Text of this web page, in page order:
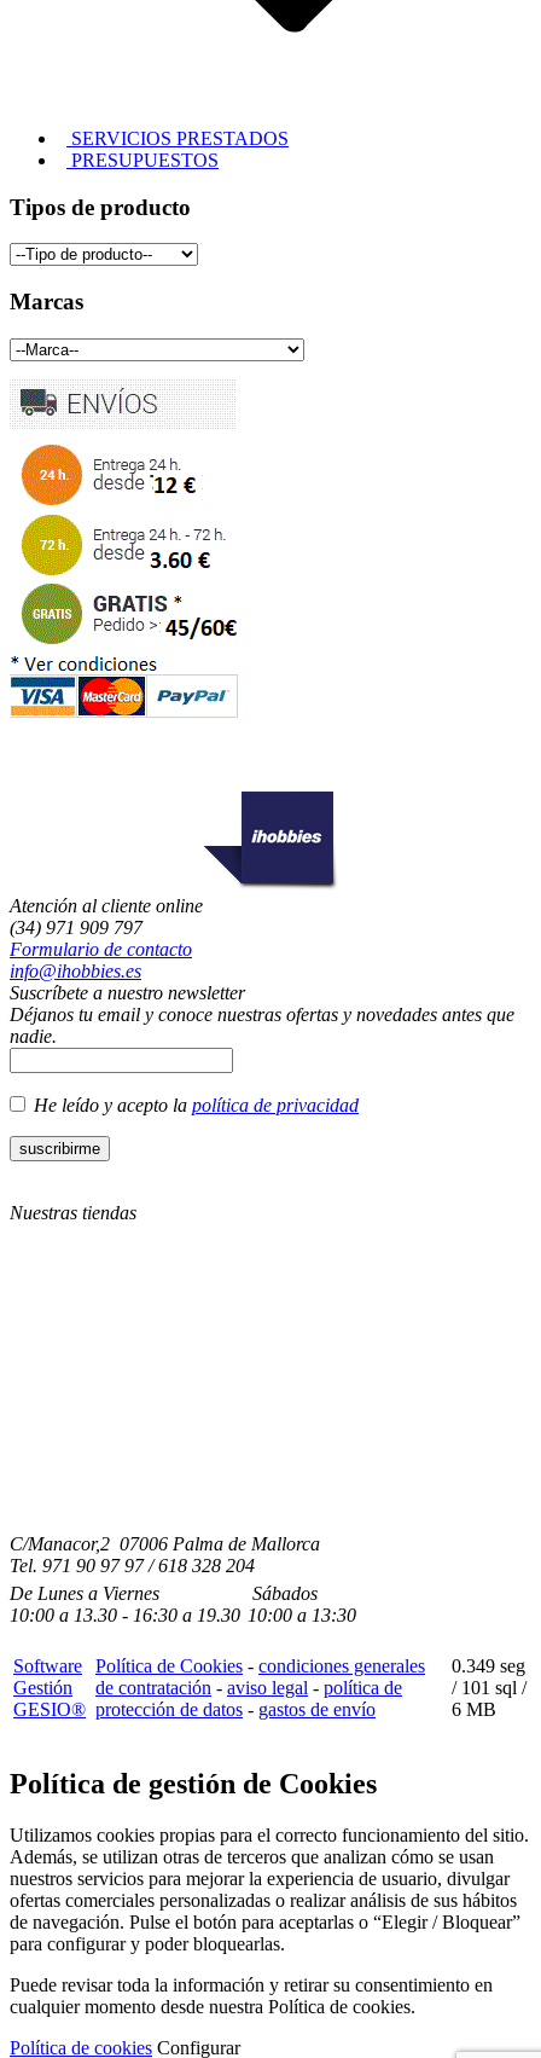
SERVICIOS PRESTADOS
PRESUPUESTOS
Tipos de producto
Marcas
Atención al cliente online
(34) 971 909 797
Formulario de contacto
info@ihobbies.es
Suscríbete a nuestro newsletter
Déjanos tu email y conoce nuestras ofertas y novedades antes que
nadie.
He leído y acepto la política de privacidad
Nuestras tiendas
C/Manacor,2 07006 Palma de Mallorca
Tel. 971 90 97 97 / 618 328 204
De Lunes a Viernes
10:00 a 13.30 - 16:30 a 19.30
Sábados
10:00 a 13:30
Software
Gestión
GESIO®
Política de Cookies - condiciones generales
de contratación - aviso legal - política de
protección de datos - gastos de envío
0.349 seg
/ 101 sql /
6 MB
Política de gestión de Cookies
Utilizamos cookies propias para el correcto funcionamiento del sitio.
Además, se utilizan otras de terceros que analizan cómo se usan
nuestros servicios para mejorar la experiencia de usuario, divulgar
ofertas comerciales personalizadas o realizar análisis de sus hábitos
de navegación. Pulse el botón para aceptarlas o “Elegir / Bloquear”
para configurar y poder bloquearlas.
Puede revisar toda la información y retirar su consentimiento en
cualquier momento desde nuestra Política de cookies.
Política de cookies Configurar